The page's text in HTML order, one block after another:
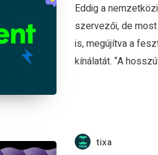
Eddig a
szervezői, de
is, megújítva a
kínálatát. “A
tixa